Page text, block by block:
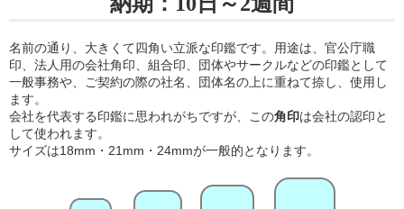
名前の通り、大きくて四角い立派な印鑑です。用途は、官公庁職
印、法人用の会社角印、組合印、団体やサークルなどの印鑑として
一般事務や、ご契約の際の社名、団体名の上に重ねて捺し、使用し
ます。
会社を代表する印鑑に思われがちですが、この角印は会社の認印と
して使われます。
サイズは18mm・21mm・24mmが一般的となります。